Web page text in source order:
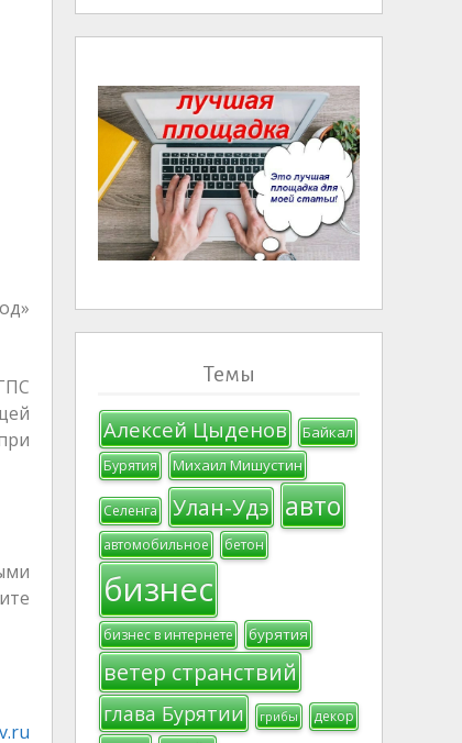
Темы
Алексей Цыденов Байкал
Бурятия Михаил Мишустин
Селенга Улан-Удэ авто
автомобильное бетон
бизнес
бизнес в интернете бурятия
ветер странствий
глава Бурятии грибы декор